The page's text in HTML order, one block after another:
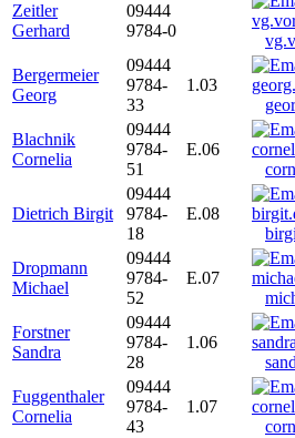
Zeitler
Gerhard
09444
9784-0
Bergermeier
Georg
09444
9784-
33
1.03
Blachnik
Cornelia
09444
9784-
51
E.06
Dietrich Birgit
09444
9784-
18
E.08
Dropmann
Michael
09444
9784-
52
E.07
Forstner
Sandra
09444
9784-
28
1.06
Fuggenthaler
Cornelia
09444
9784-
43
1.07